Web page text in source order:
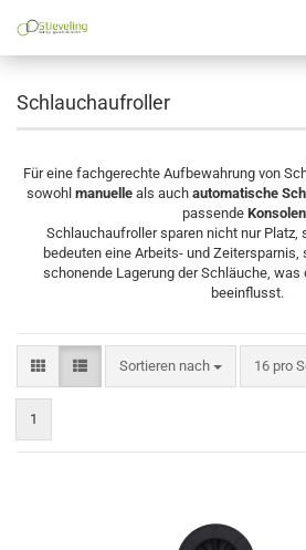
Schlauchaufroller
Für eine fachgerechte Aufbewahrung von
sowohl manuelle als auch automatische
passende Konsolen
Schlauchaufroller sparen nicht nur Platz,
bedeuten eine Arbeits- und
schonende Lagerung der Schläuche,
beeinflusst.
Sortieren nach
Sortieren nach 16 pro
pro
1